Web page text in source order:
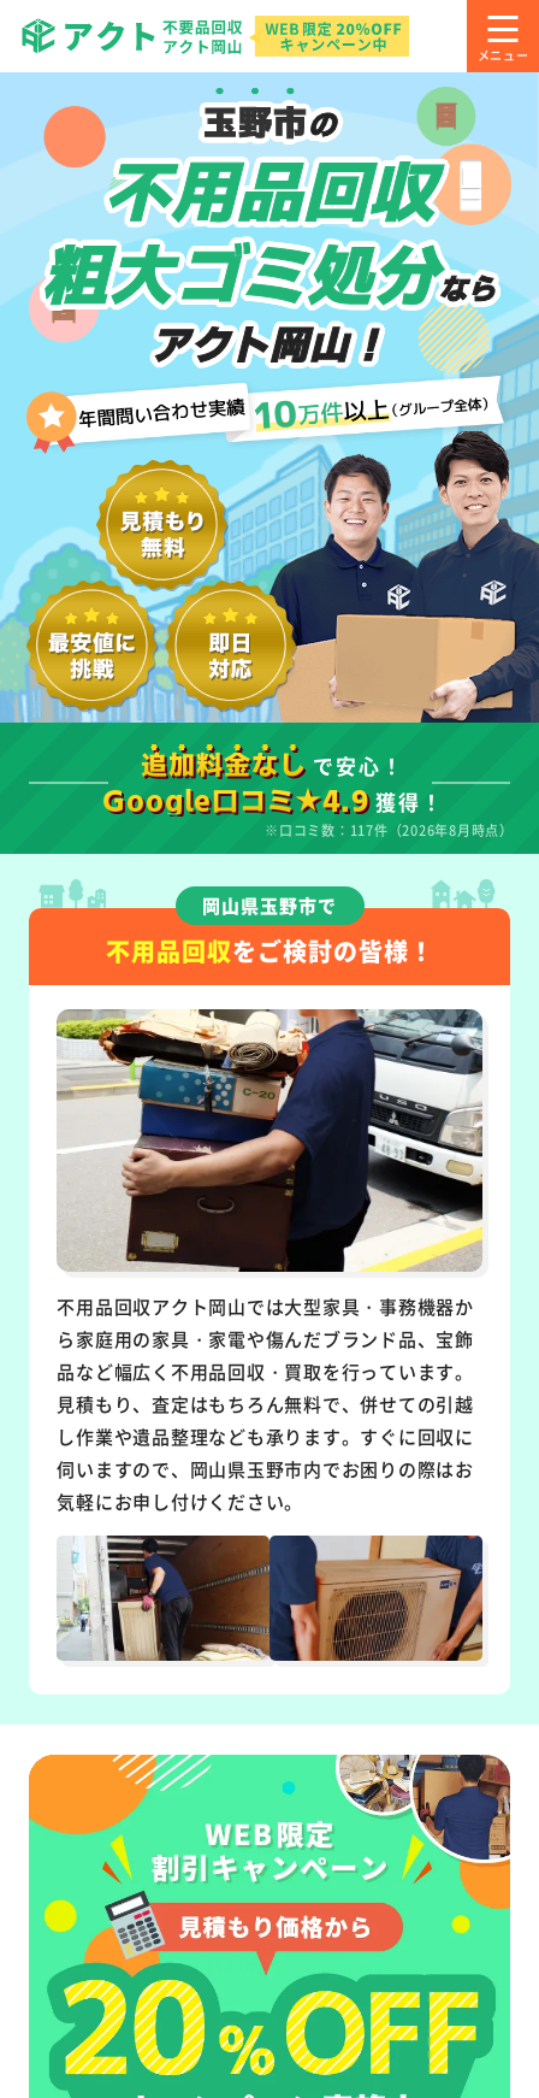
玉野市の
不用品回収
粗大ゴミ処分なら
アクト岡山！
追加料金なし で安心！
Google口コミ★4.9 獲得！
※口コミ数：117件（2026年8月時点）
岡山県玉野市で
不用品回収をご検討の皆様！
不用品回収アクト岡山では大型家具・事務機器か
ら家庭用の家具・家電や傷んだブランド品、宝飾
品など幅広く不用品回収・買取を行っています。
見積もり、査定はもちろん無料で、併せての引越
し作業や遺品整理なども承ります。すぐに回収に
伺いますので、岡山県玉野市内でお困りの際はお
気軽にお申し付けください。